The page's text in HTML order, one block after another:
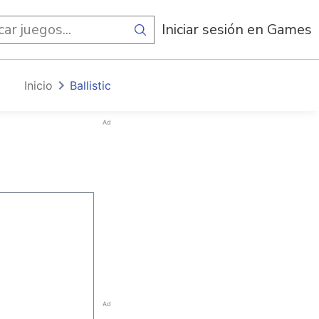
Iniciar sesión en Games
Inicio Ballistic
Ad
Ad